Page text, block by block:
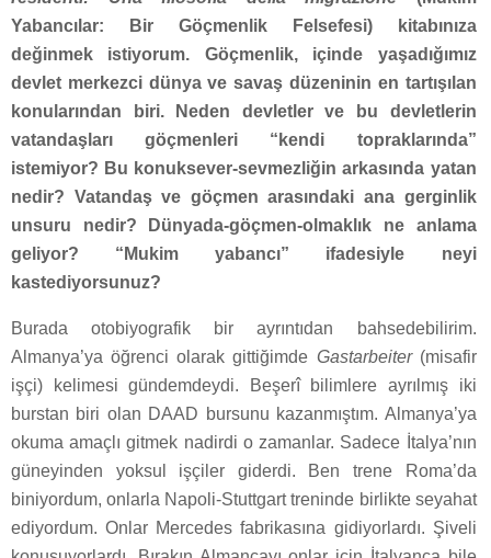
Yabancılar: Bir Göçmenlik Felsefesi) kitabınıza
değinmek istiyorum. Göçmenlik, içinde yaşadığımız
devlet merkezci dünya ve savaş düzeninin en tartışılan
konularından biri. Neden devletler ve bu devletlerin
vatandaşları göçmenleri “kendi topraklarında”
istemiyor? Bu konuksever-sevmezliğin arkasında yatan
nedir? Vatandaş ve göçmen arasındaki ana gerginlik
unsuru nedir? Dünyada-göçmen-olmaklık ne anlama
geliyor? “Mukim yabancı” ifadesiyle neyi
kastediyorsunuz?
Burada otobiyografik bir ayrıntıdan bahsedebilirim.
Almanya’ya öğrenci olarak gittiğimde Gastarbeiter(misafir
işçi) kelimesi gündemdeydi. Beşerî bilimlere ayrılmış iki
burstan biri olan DAAD bursunu kazanmıştım. Almanya’ya
okuma amaçlı gitmek nadirdi o zamanlar. Sadece İtalya’nın
güneyinden yoksul işçiler giderdi. Ben trene Roma’da
biniyordum, onlarla Napoli-Stuttgart treninde birlikte seyahat
ediyordum. Onlar Mercedes fabrikasına gidiyorlardı. Şiveli